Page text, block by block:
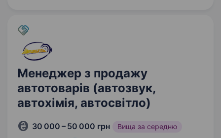
Менеджер з продажу
автотоварів (автозвук,
автохімія, автосвітло)
30 000 – 50 000 грн Вища за середню